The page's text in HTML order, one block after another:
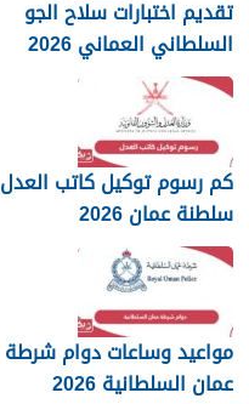
تقديم اختبارات سلاح الجو
السلطاني العماني 2026
كم رسوم توكيل كاتب العدل
سلطنة عمان 2026
مواعيد وساعات دوام شرطة
عمان السلطانية 2026